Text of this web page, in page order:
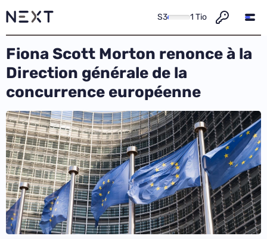
S3 1 Tio
Fiona Scott Morton renonce à la
Direction générale de la
concurrence européenne